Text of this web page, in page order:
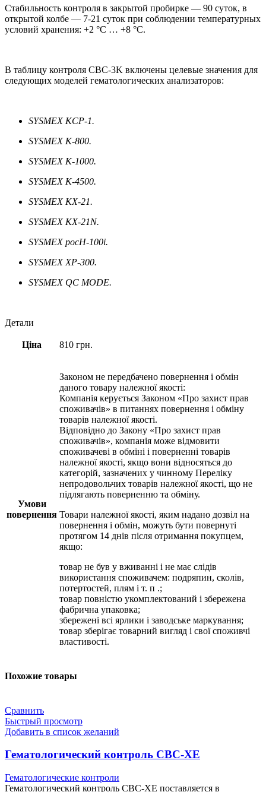
Стабильность контроля в закрытой пробирке — 90 суток, в
открытой колбе — 7-21 суток при соблюдении температурных
условий хранения: +2 °C … +8 °C.
В таблицу контроля CBC-3K включены целевые значения для
следующих моделей гематологических анализаторов:
SYSMEX KCP-1.
SYSMEX K-800.
SYSMEX K-1000.
SYSMEX K-4500.
SYSMEX KX-21.
SYSMEX KX-21N.
SYSMEX pocH-100i.
SYSMEX XP-300.
SYSMEX QC MODE.
Детали
Ціна 810 грн.
Умови
повернення
Законом не передбачено повернення і обмін
даного товару належної якості:
Компанія керується Законом «Про захист прав
споживачів» в питаннях повернення і обміну
товарів належної якості.
Відповідно до Закону «Про захист прав
споживачів», компанія може відмовити
споживачеві в обміні і поверненні товарів
належної якості, якщо вони відносяться до
категорій, зазначених у чинному Переліку
непродовольчих товарів належної якості, що не
підлягають поверненню та обміну.
Товари належної якості, яким надано дозвіл на
повернення і обмін, можуть бути повернуті
протягом 14 днів після отримання покупцем,
якщо:
товар не був у вживанні і не має слідів
використання споживачем: подряпин, сколів,
потертостей, плям і т. п .;
товар повністю укомплектований і збережена
фабрична упаковка;
збережені всі ярлики і заводське маркування;
товар зберігає товарний вигляд і свої споживчі
властивості.
Похожие товары
Сравнить
Быстрый просмотр
Добавить в список желаний
Гематологический контроль CBC-XE
Гематологические контроли
Гематологический контроль CBC-XE поставляется в